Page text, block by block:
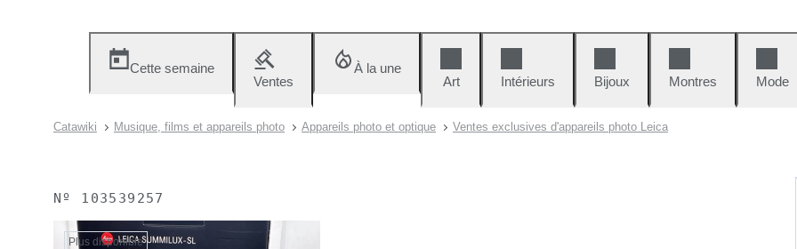
Cette semaine
Ventes
À la une
Art
Intérieurs Bijoux Montres Mode
Catawiki Musique, films et appareils photo Appareils photo et optique Ventes exclusives d'appareils photo Leica
Nº 103539257
Plus disponible